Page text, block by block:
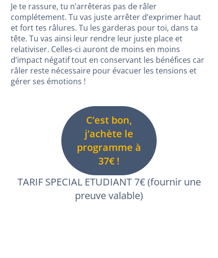
Je te rassure, tu n’arrêteras pas de râler
complétement. Tu vas juste arrêter d’exprimer haut
et fort tes râlures. Tu les garderas pour toi, dans ta
tête. Tu vas ainsi leur rendre leur juste place et
relativiser. Celles-ci auront de moins en moins
d’impact négatif tout en conservant les bénéfices car
râler reste nécessaire pour évacuer les tensions et
gérer ses émotions !
C’est bon,
j’achète le
programme à
37€ !
TARIF SPECIAL ETUDIANT 7€ (fournir une
preuve valable)